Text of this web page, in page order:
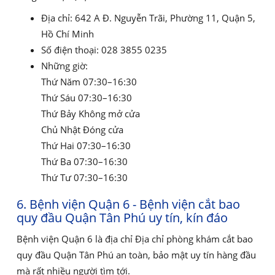
Địa chỉ: 642 A Đ. Nguyễn Trãi, Phường 11, Quận 5,
Hồ Chí Minh
Số điện thoại: 028 3855 0235
Những giờ:
Thứ Năm 07:30–16:30
Thứ Sáu 07:30–16:30
Thứ Bảy Không mở cửa
Chủ Nhật Đóng cửa
Thứ Hai 07:30–16:30
Thứ Ba 07:30–16:30
Thứ Tư 07:30–16:30
6. Bệnh viện Quận 6 - Bệnh viện cắt bao
quy đầu Quận Tân Phú uy tín, kín đáo
Bệnh viện Quận 6 là địa chỉ Địa chỉ phòng khám cắt bao
quy đầu Quận Tân Phú an toàn, bảo mật uy tín hàng đầu
mà rất nhiều người tìm tới.